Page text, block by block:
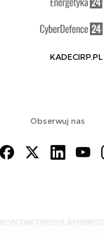
Obserwuj nas
KONTAKTREGULAMINRSS
KADECIRP.PL